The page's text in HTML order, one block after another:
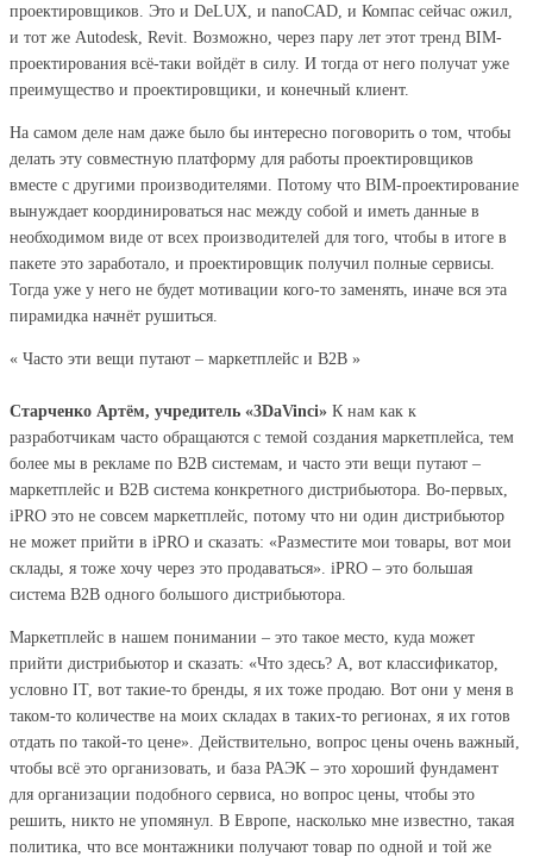
проектировщиков. Это и DеLUX, и nanoCAD, и Компас сейчас ожил,
и тот же Autodesk, Revit. Возможно, через пару лет этот тренд ВIМ-
проектирования всё-таки войдёт в силу. И тогда от него получат уже
преимущество и проектировщики, и конечный клиент.
На самом деле нам даже было бы интересно поговорить о том, чтобы
делать эту совместную платформу для работы проектировщиков
вместе с другими производителями. Потому что ВIМ-проектирование
вынуждает координироваться нас между собой и иметь данные в
необходимом виде от всех производителей для того, чтобы в итоге в
пакете это заработало, и проектировщик получил полные сервисы.
Тогда уже у него не будет мотивации кого-то заменять, иначе вся эта
пирамидка начнёт рушиться.
« Часто эти вещи путают – маркетплейс и В2В »
Старченко Артём, учредитель «3DaVinci» К нам как к
разработчикам часто обращаются с темой создания маркетплейса, тем
более мы в рекламе по В2В системам, и часто эти вещи путают –
маркетплейс и В2В система конкретного дистрибьютора. Во-первых,
iPRO это не совсем маркетплейс, потому что ни один дистрибьютор
не может прийти в iPRO и сказать: «Разместите мои товары, вот мои
склады, я тоже хочу через это продаваться». iPRO – это большая
система В2В одного большого дистрибьютора.
Маркетплейс в нашем понимании – это такое место, куда может
прийти дистрибьютор и сказать: «Что здесь? А, вот классификатор,
условно IT, вот такие-то бренды, я их тоже продаю. Вот они у меня в
таком-то количестве на моих складах в таких-то регионах, я их готов
отдать по такой-то цене». Действительно, вопрос цены очень важный,
чтобы всё это организовать, и база РАЭК – это хороший фундамент
для организации подобного сервиса, но вопрос цены, чтобы это
решить, никто не упомянул. В Европе, насколько мне известно, такая
политика, что все монтажники получают товар по одной и той же